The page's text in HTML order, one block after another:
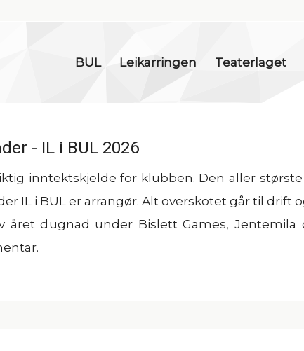
BUL Leikarringen Teaterlaget
- IL i BUL 2026
inntektskjelde for klubben. Den aller
IL i BUL er arrangør. Alt overskotet går til drift
året dugnad under Bislett Games, Jentemila